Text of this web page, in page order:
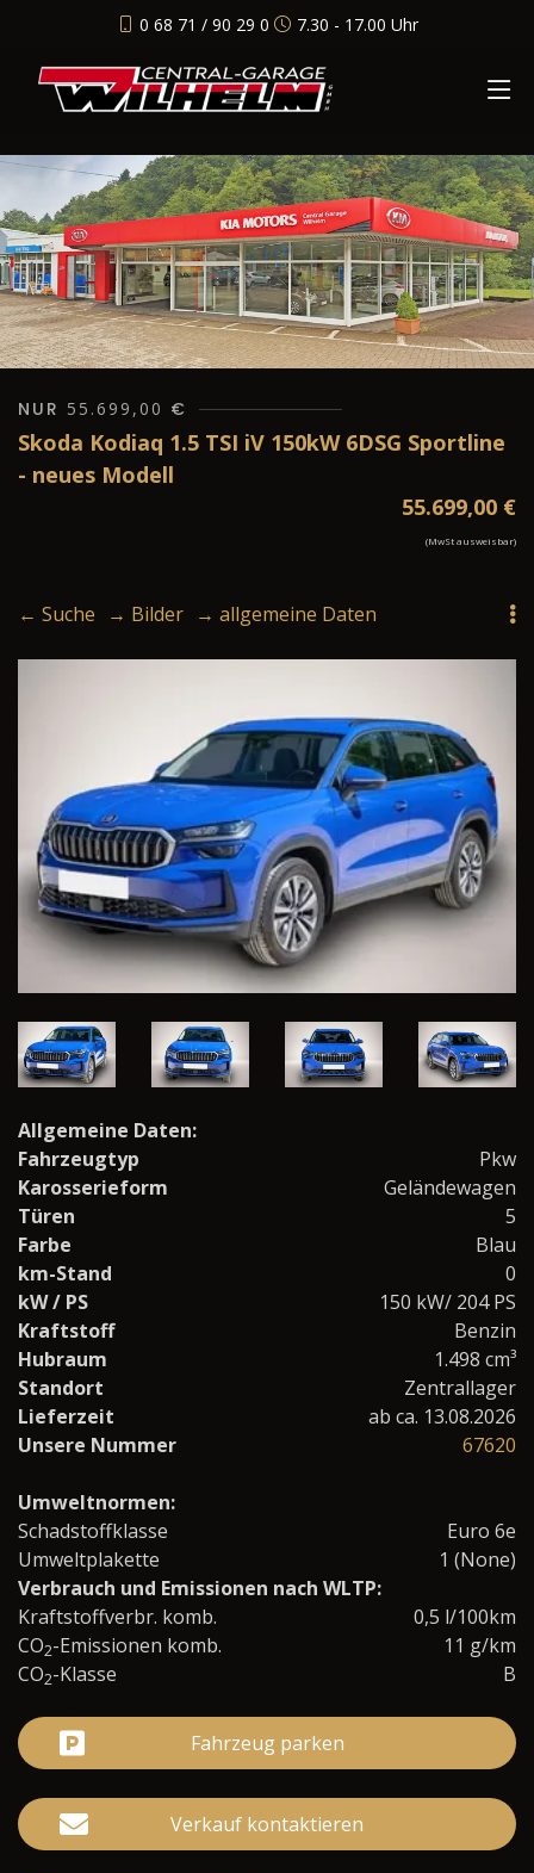
0 68 71 / 90 29 0 7.30 - 17.00 Uhr
NUR 55.699,00 €
Skoda Kodiaq 1.5 TSI iV 150kW 6DSG Sportline
- neues Modell
55.699,00 €
(MwSt ausweisbar)
← Suche → Bilder → allgemeine Daten
Allgemeine Daten:
Fahrzeugtyp
Pkw
Karosserieform
Geländewagen
Türen
5
Farbe
Blau
km-Stand
0
kW / PS
150 kW/ 204 PS
Kraftstoff
Benzin
Hubraum
1.498 cm³
Standort
Zentrallager
Lieferzeit
ab ca. 13.08.2026
Unsere Nummer
67620
Umweltnormen:
Schadstoffklasse
Euro 6e
Umweltplakette
1 (None)
Verbrauch und Emissionen nach WLTP:
Kraftstoffverbr. komb.
0,5 l/100km
CO2-Emissionen komb.
11 g/km
CO2-Klasse B
Fahrzeug parken
Verkauf kontaktieren